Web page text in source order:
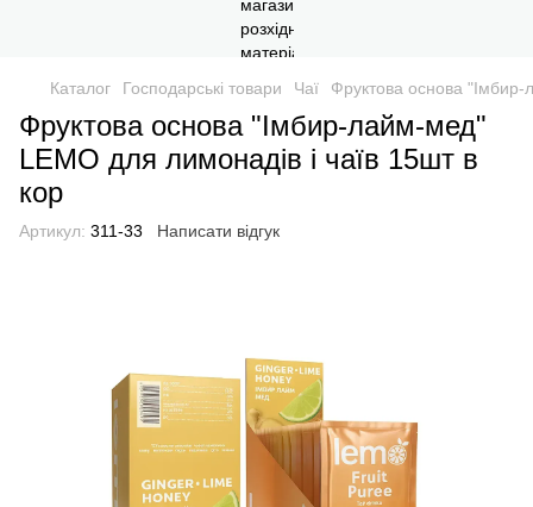
Каталог Господарські товари Чаї Фруктова основа "Імбир-
Фруктова основа "Імбир-лайм-мед"
LEMO для лимонадів і чаїв 15шт в
кор
Артикул: 311-33 Написати відгук